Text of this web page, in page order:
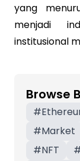
yang
menjadi
institusional
Browse
#
#Market
#NFT